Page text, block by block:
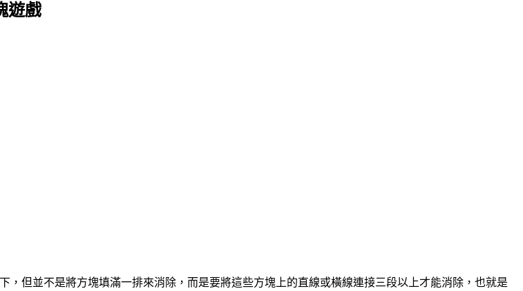
遊戲
，但並不是將方塊填滿一排來消除，而是要將這些方塊上的直線或橫線連接三段以上才能消除，也就是